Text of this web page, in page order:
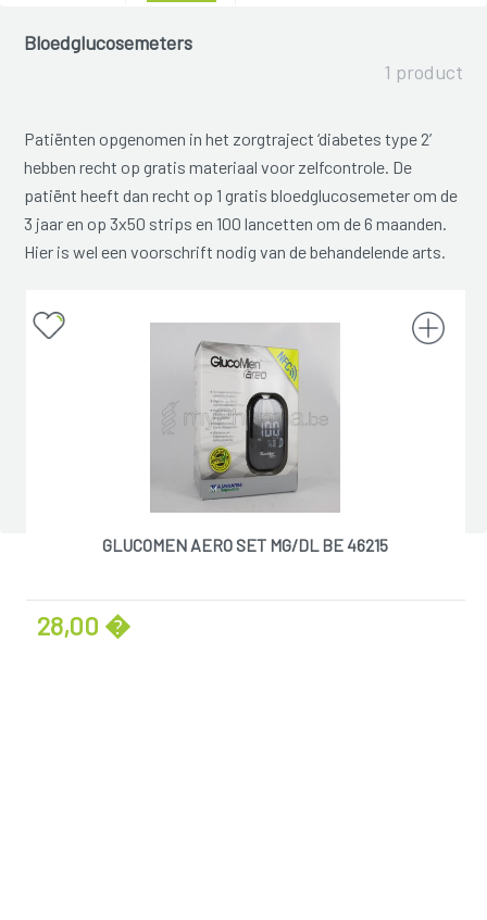
Bloedglucosemeters
1 product
Patiënten opgenomen in het zorgtraject ‘diabetes type 2’
hebben recht op gratis materiaal voor zelfcontrole. De
patiënt heeft dan recht op 1 gratis bloedglucosemeter om de
3 jaar en op 3x50 strips en 100 lancetten om de 6 maanden.
Hier is wel een voorschrift nodig van de behandelende arts.
GLUCOMEN AERO SET MG/DL BE 46215
28,00 �